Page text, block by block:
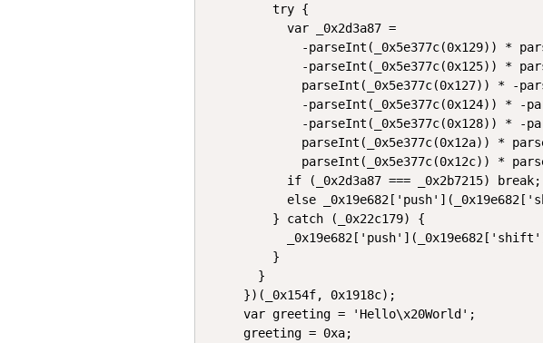
    try {
      var _0x2d3a87 =
-parseInt(_0x5e377c(0x129)) *
-parseInt(_0x5e377c(0x125)) *
parseInt(_0x5e377c(0x127)) * -
-parseInt(_0x5e377c(0x124)) * -
-parseInt(_0x5e377c(0x128)) * -
parseInt(_0x5e377c(0x12a)) *
parseInt(_0x5e377c(0x12c)) *
      if (_0x2d3a87 === _0x2b7215) break;
else
    } catch (_0x22c179) {
    }
  }
})(_0x154f, 0x1918c);
var greeting = 'Hello\x20World';
greeting = 0xa;